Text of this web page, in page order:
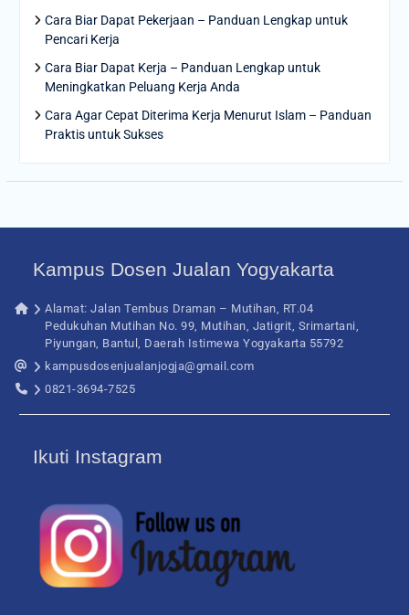
Cara Biar Dapat Pekerjaan – Panduan Lengkap untuk
Pencari Kerja
Cara Biar Dapat Kerja – Panduan Lengkap untuk
Meningkatkan Peluang Kerja Anda
Cara Agar Cepat Diterima Kerja Menurut Islam – Panduan
Praktis untuk Sukses
Kampus Dosen Jualan Yogyakarta
Alamat: Jalan Tembus Draman – Mutihan, RT.04
Pedukuhan Mutihan No. 99, Mutihan, Jatigrit, Srimartani,
Piyungan, Bantul, Daerah Istimewa Yogyakarta 55792
kampusdosenjualanjogja@gmail.com
0821-3694-7525
Ikuti Instagram